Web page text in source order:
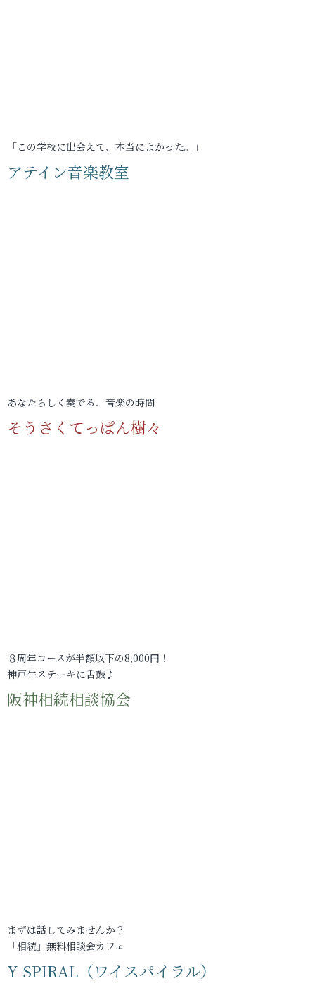
「この学校に出会えて、本当によかった。」
アテイン音楽教室
あなたらしく奏でる、音楽の時間
そうさくてっぱん樹々
８周年コースが半額以下の8,000円！
神戸牛ステーキに舌鼓♪
阪神相続相談協会
まずは話してみませんか？
「相続」無料相談会カフェ
Y-SPIRAL（ワイスパイラル）